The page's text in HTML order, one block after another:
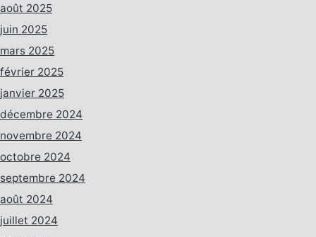
août 2025
juin 2025
mars 2025
février 2025
janvier 2025
décembre 2024
novembre 2024
octobre 2024
septembre 2024
août 2024
juillet 2024